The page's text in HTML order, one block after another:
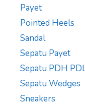
Payet
Pointed Heels
Sandal
Sepatu Payet
Sepatu PDH
Sepatu Wedges
Sneakers